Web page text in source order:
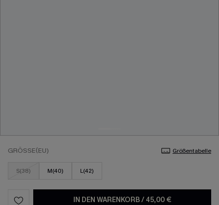
GRÖSSE(EU) Größentabelle
S(38) M(40) L(42)
IN DEN WARENKORB/ 45,00 €